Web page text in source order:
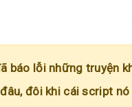
báo lỗi những truyện
đôi khi cái script